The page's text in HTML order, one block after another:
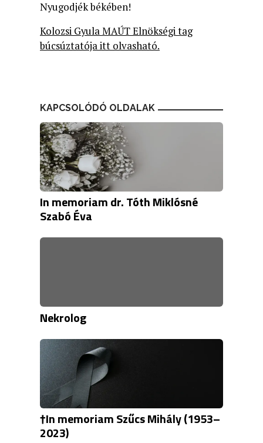
Nyugodjék békében!
Kolozsi Gyula MAÚT Elnökségi tag
búcsúztatója itt olvasható.
KAPCSOLÓDÓ OLDALAK
In memoriam dr. Tóth Miklósné
Szabó Éva
Nekrolog
†In memoriam Szűcs Mihály (1953–
2023)